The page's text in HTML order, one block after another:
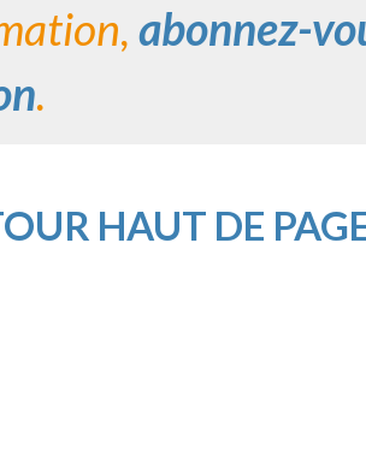
abonnez-
.
HAUT DE